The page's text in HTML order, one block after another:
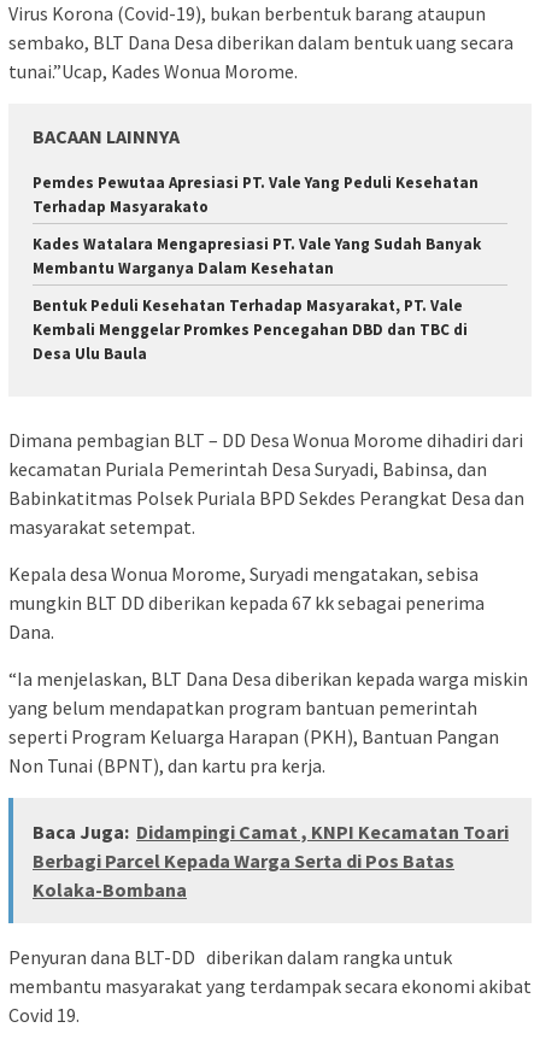
Virus Korona (Covid-19), bukan berbentuk barang ataupun
sembako, BLT Dana Desa diberikan dalam bentuk uang secara
tunai.”Ucap, Kades Wonua Morome.
BACAAN LAINNYA
Pemdes Pewutaa Apresiasi PT. Vale Yang Peduli Kesehatan
Terhadap Masyarakato
Kades Watalara Mengapresiasi PT. Vale Yang Sudah Banyak
Membantu Warganya Dalam Kesehatan
Bentuk Peduli Kesehatan Terhadap Masyarakat, PT. Vale
Kembali Menggelar Promkes Pencegahan DBD dan TBC di
Desa Ulu Baula
Dimana pembagian BLT – DD Desa Wonua Morome dihadiri dari
kecamatan Puriala Pemerintah Desa Suryadi, Babinsa, dan
Babinkatitmas Polsek Puriala BPD Sekdes Perangkat Desa dan
masyarakat setempat.
Kepala desa Wonua Morome, Suryadi mengatakan, sebisa
mungkin BLT DD diberikan kepada 67 kk sebagai penerima
Dana.
“Ia menjelaskan, BLT Dana Desa diberikan kepada warga miskin
yang belum mendapatkan program bantuan pemerintah
seperti Program Keluarga Harapan (PKH), Bantuan Pangan
Non Tunai (BPNT), dan kartu pra kerja.
Baca Juga: Didampingi Camat , KNPI Kecamatan Toari
Berbagi Parcel Kepada Warga Serta di Pos Batas
Kolaka-Bombana
Penyuran dana BLT-DD diberikan dalam rangka untuk
membantu masyarakat yang terdampak secara ekonomi akibat
Covid 19.